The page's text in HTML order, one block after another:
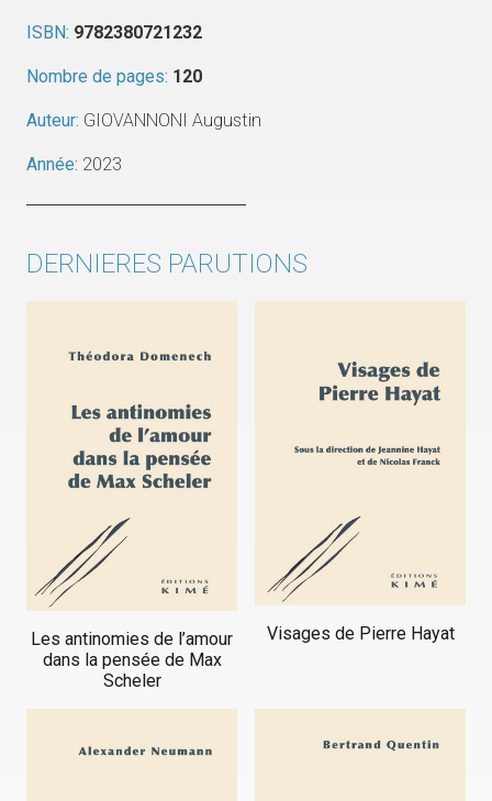
ISBN: 9782380721232
Nombre de pages: 120
Auteur: GIOVANNONI Augustin
Année: 2023
DERNIERES PARUTIONS
Les antinomies de l’amour
dans la pensée de Max
Scheler
Visages de Pierre Hayat